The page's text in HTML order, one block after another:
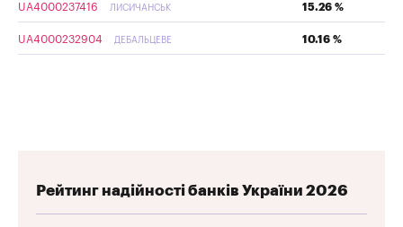
UA4000237416 ЛИСИЧАНСЬК 15.26 %
UA4000232904 ДЕБАЛЬЦЕВЕ 10.16 %
Рейтинг надійності банків України 2026